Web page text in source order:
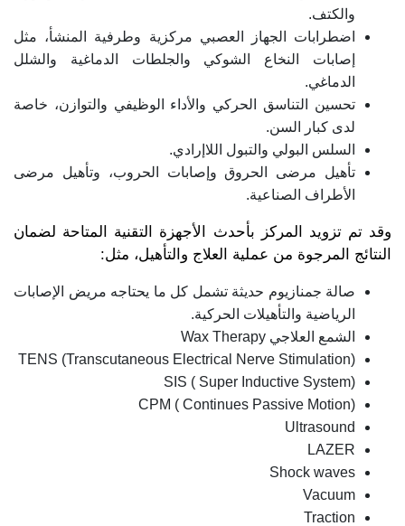
والكتف.
اضطرابات الجهاز العصبي مركزية وطرفية المنشأ، مثل
إصابات النخاع الشوكي والجلطات الدماغية والشلل
الدماغي.
تحسين التناسق الحركي والأداء الوظيفي والتوازن، خاصة
لدى كبار السن.
السلس البولي والتبول اللاإرادي.
تأهيل مرضى الحروق وإصابات الحروب، وتأهيل مرضى
الأطراف الصناعية.
وقد تم تزويد المركز بأحدث الأجهزة التقنية المتاحة لضمان
النتائج المرجوة من عملية العلاج والتأهيل، مثل:
صالة جمنازيوم حديثة تشمل كل ما يحتاجه مريض الإصابات
الرياضية والتأهيلات الحركية.
الشمع العلاجي Wax Therapy
TENS (Transcutaneous Electrical Nerve Stimulation)
SIS ( Super Inductive System)
CPM ( Continues Passive Motion)
Ultrasound
LAZER
Shock waves
Vacuum
Traction